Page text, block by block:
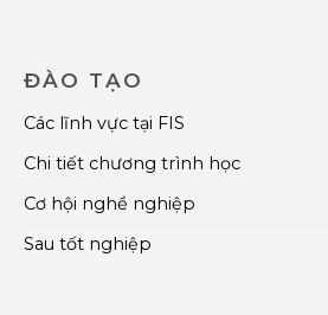
ĐÀO TẠO
Các lĩnh vực tại FIS
Chi tiết chương trình học
Cơ hội nghề nghiệp
Sau tốt nghiệp